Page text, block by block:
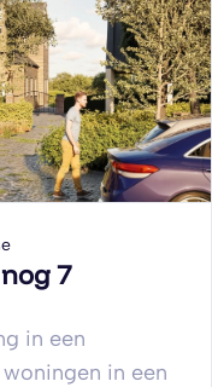
7
in een
in een